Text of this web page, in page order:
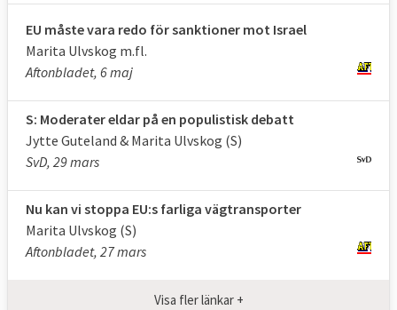
EU måste vara redo för sanktioner mot Israel
Marita Ulvskog m.fl.
Aftonbladet, 6 maj
S: Moderater eldar på en populistisk debatt
Jytte Guteland & Marita Ulvskog (S)
SvD, 29 mars
Nu kan vi stoppa EU:s farliga vägtransporter
Marita Ulvskog (S)
Aftonbladet, 27 mars
Visa fler länkar +